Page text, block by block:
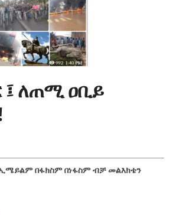
ለጠሚ ዐቢይ
በፋክስም በነፋስም ብቻ መልእክቴን